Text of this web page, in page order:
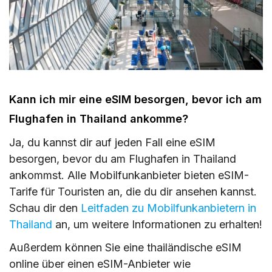
Kann ich mir eine eSIM besorgen, bevor ich am
Flughafen in Thailand ankomme?
Ja, du kannst dir auf jeden Fall eine eSIM
besorgen, bevor du am Flughafen in Thailand
ankommst. Alle Mobilfunkanbieter bieten eSIM-
Tarife für Touristen an, die du dir ansehen kannst.
Schau dir den Leitfaden zu Mobilfunkanbietern in
Thailand an, um weitere Informationen zu erhalten!
Außerdem können Sie eine thailändische eSIM
online über einen eSIM-Anbieter wie